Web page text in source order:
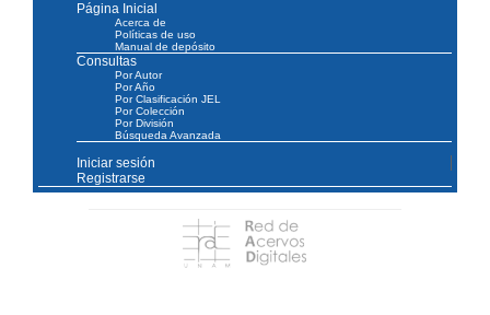
Página Inicial
Acerca de
Políticas de uso
Manual de depósito
Consultas
Por Autor
Por Año
Por Clasificación JEL
Por Colección
Por División
Búsqueda Avanzada
Iniciar sesión
Registrarse